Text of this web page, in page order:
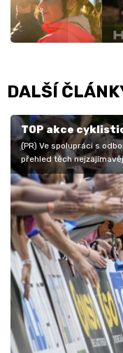
DALŠÍ
TOP akce
(PR) Ve spolupráci s
přehled těch
českého…